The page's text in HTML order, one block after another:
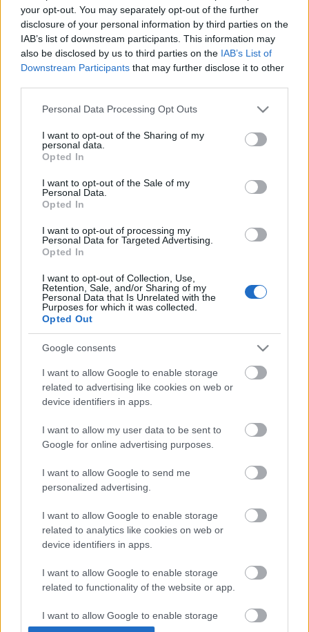
your opt-out. You may separately opt-out of the further
disclosure of your personal information by third parties on the
IAB’s list of downstream participants. This information may
also be disclosed by us to third parties on the IAB’s List of
Downstream Participants that may further disclose it to other
Please note that this website/app uses one or more Google
not limited to your visit or usage behaviour. You may click to
grant or deny consent to Google and its third-party tags to
use your data for below specified purposes in below Google
consent section.
Personal Data Processing Opt Outs
I want to opt-out of the Sharing of my
personal data.
Opted In
I want to opt-out of the Sale of my
Personal Data.
Opted In
I want to opt-out of processing my
Personal Data for Targeted Advertising.
Opted In
I want to opt-out of Collection, Use,
Retention, Sale, and/or Sharing of my
Personal Data that Is Unrelated with the
Purposes for which it was collected.
Opted Out
Google consents
I want to allow Google to enable storage
related to advertising like cookies on web or
device identifiers in apps.
I want to allow my user data to be sent to
Google for online advertising purposes.
I want to allow Google to send me
personalized advertising.
I want to allow Google to enable storage
related to analytics like cookies on web or
device identifiers in apps.
I want to allow Google to enable storage
related to functionality of the website or app.
I want to allow Google to enable storage
Hogy értékelnéd a párkapcsolatod,
ha tudnád, hogy hamarosan
meghalsz?
Maria Sødahl: Remény (Film)
Elolvasom a cikket »
Rudolf Péter: Nem tudtam, hogy még
mindig ennyi a fájdalom
kovacsbalint•2020. július 23.
Interjú Rudolf Péterrel, a Vígszínház új igazgatójával
Elolvasom a cikket »
Az Operettszínház munkatársai:
Figyeltünk, hogy ne maradjunk
kettesben az ügyvezető igazgatóval
Újabb áldozatok vallanak a Budapesti
Elolvasom a cikket »
Az ilyen előadások miatt jó újra
színházba járni
kovacsbalint•2020. július 11.
Varga Lóránt: Egykutya (A PopUp Produkció
előadása)